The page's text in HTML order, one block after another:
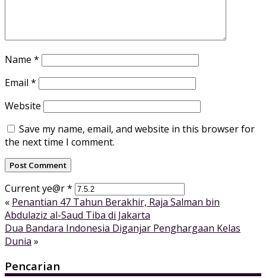
Name *
Email *
Website
Save my name, email, and website in this browser for
the next time I comment.
Current ye@r*
« Penantian 47 Tahun Berakhir, Raja Salman bin
Abdulaziz al-Saud Tiba di Jakarta
Dua Bandara Indonesia Diganjar Penghargaan Kelas
Dunia »
Pencarian